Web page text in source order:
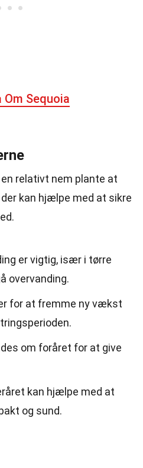
Om Sequoia
relativt nem plante at
kan hjælpe med at sikre
er vigtig, især i tørre
overvanding.
for at fremme ny vækst
om foråret for at give
kan hjælpe med at
og sund.